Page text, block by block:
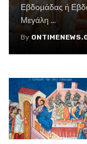
Εβδομάδας ή
Μεγάλη ...
By